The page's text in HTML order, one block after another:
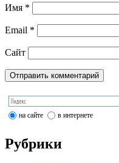
Имя *
Email *
Сайт
на сайте в интернете
Рубрики